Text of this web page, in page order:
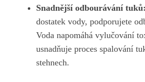
Snadnější odbourávání tuků:
dostatek vody, podporujete
Voda napomáhá vylučování
usnadňuje proces spalování
stehnech.